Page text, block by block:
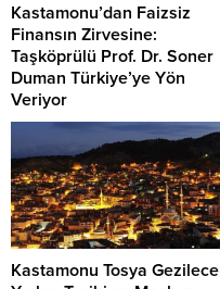
Kastamonu’dan Faizsiz
Finansın Zirvesine:
Taşköprülü Prof. Dr. Soner
Duman Türkiye’ye Yön
Veriyor
Kastamonu Tosya